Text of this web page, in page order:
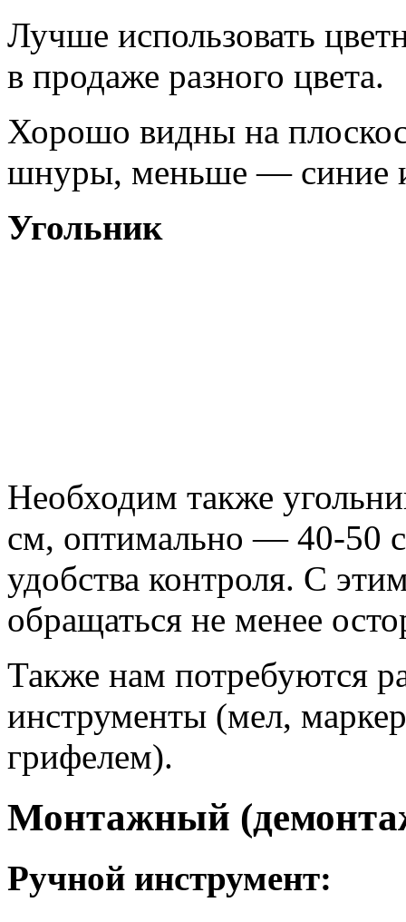
Лучше использовать
в продаже разного цвета.
Хорошо видны на
шнуры, меньше — синие
Угольник
Необходим также
см, оптимально — 40-50
удобства контроля. С
обращаться не менее
Также нам потребуются
инструменты (мел,
грифелем).
Монтажный
Ручной инструмент: